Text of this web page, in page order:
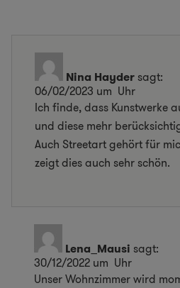
Nina Haydersagt:
06/02/2023 um Uhr
Ich finde, dass Kunstwerke
und diese mehr
Auch Streetart gehört für
zeigt dies auch sehr schön.
Lena_Mausi sagt:
30/12/2022 um Uhr
Unser Wohnzimmer wird